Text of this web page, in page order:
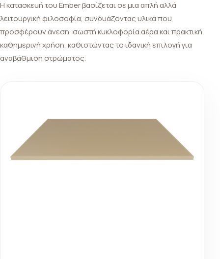
Η κατασκευή του Ember βασίζεται σε μια απλή αλλά
λειτουργική φιλοσοφία, συνδυάζοντας υλικά που
προσφέρουν άνεση, σωστή κυκλοφορία αέρα και πρακτική
καθημερινή χρήση, καθιστώντας το ιδανική επιλογή για
αναβάθμιση στρώματος.